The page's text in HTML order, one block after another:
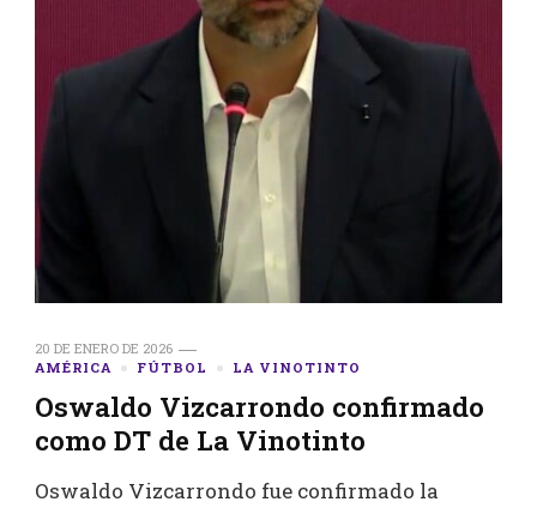
20 DE ENERO DE 2026
AMÉRICA
FÚTBOL LA VINOTINTO
Oswaldo Vizcarrondo confirmado
como DT de La Vinotinto
Oswaldo Vizcarrondo fue confirmado la